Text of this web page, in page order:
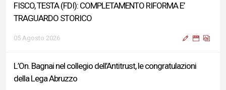
FISCO, TESTA (FDI): COMPLETAMENTO RIFORMA E’
TRAGUARDO STORICO
05 Agosto 2026
L’On. Bagnai nel collegio dell’Antitrust, le congratulazioni
della Lega Abruzzo